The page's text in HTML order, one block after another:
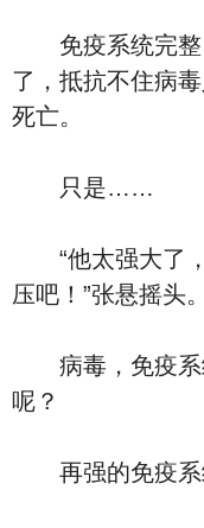
免疫系统完整
了，抵抗不住病
死亡。
只是……
“他太强大了，
压吧！”张悬摇头。
病毒，免疫系
呢？
再强的免疫系